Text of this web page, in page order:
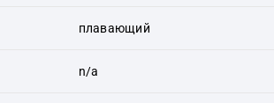
плавающий
n/a